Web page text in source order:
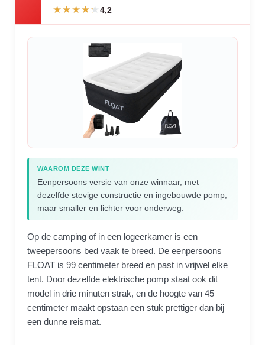
4,2
WAAROM DEZE WINT
Eenpersoons versie van onze winnaar, met
dezelfde stevige constructie en ingebouwde pomp,
maar smaller en lichter voor onderweg.
Op de camping of in een logeerkamer is een
tweepersoons bed vaak te breed. De eenpersoons
FLOAT is 99 centimeter breed en past in vrijwel elke
tent. Door dezelfde elektrische pomp staat ook dit
model in drie minuten strak, en de hoogte van 45
centimeter maakt opstaan een stuk prettiger dan bij
een dunne reismat.